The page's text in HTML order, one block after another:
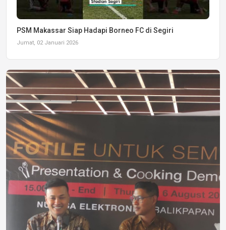
PSM Makassar Siap Hadapi Borneo FC di Segiri
Jumat, 02 Januari 2026